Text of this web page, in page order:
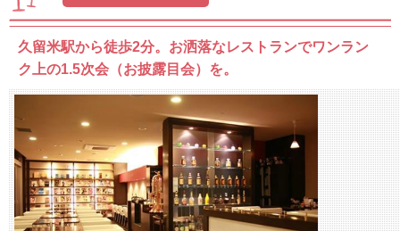
久留米駅から徒歩2分。お洒落なレストランでワンラン
ク上の1.5次会（お披露目会）を。